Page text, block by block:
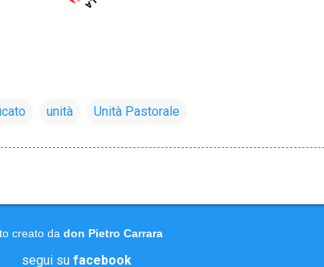
unità Unità Pastorale
creato da don Pietro Carrara
segui su facebook